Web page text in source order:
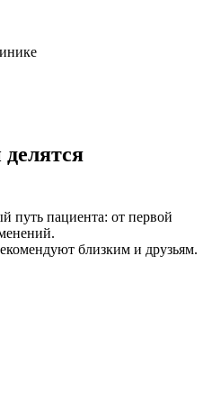
путь пациента: от первой
близким и друзьям.